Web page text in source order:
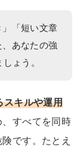
」「短い文章
あなたの強
ょう。
スキルや運用
、すべてを同時
です。たとえ